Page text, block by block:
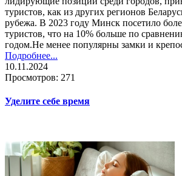
туристов, как из других регионов
рубежа. В 2023 году Минск посетило
туристов, что на 10% больше по
годом.Не менее популярны замки и
Подробнее...
10.11.2024
Просмотров: 271
Уделите себе время